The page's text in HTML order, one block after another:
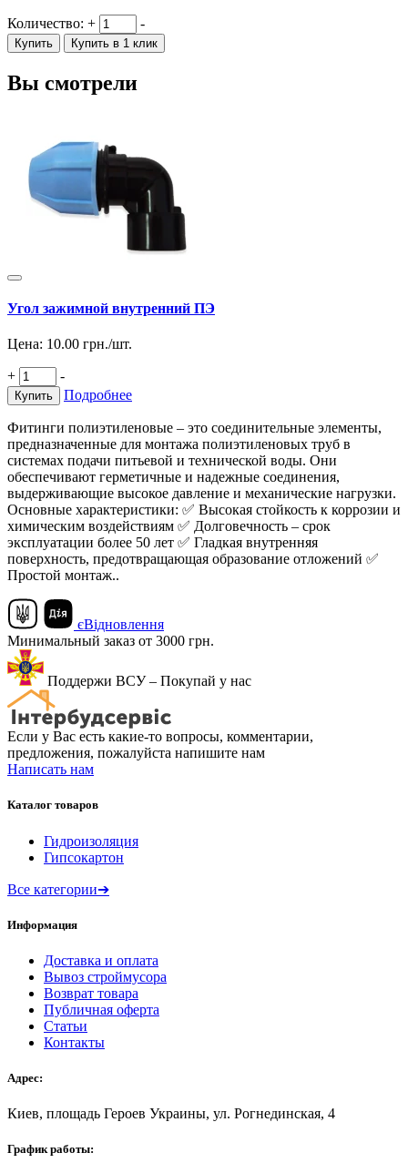
Количество: + -
Купить Купить в 1 клик
Вы смотрели
Угол зажимной внутренний ПЭ
Цена: 10.00 грн./шт.
+ -
Купить Подробнее
Фитинги полиэтиленовые – это соединительные элементы,
предназначенные для монтажа полиэтиленовых труб в
системах подачи питьевой и технической воды. Они
обеспечивают герметичные и надежные соединения,
выдерживающие высокое давление и механические нагрузки.
Основные характеристики: ✅ Высокая стойкость к коррозии и
химическим воздействиям ✅ Долговечность – срок
эксплуатации более 50 лет ✅ Гладкая внутренняя
поверхность, предотвращающая образование отложений ✅
Простой монтаж..
єВідновлення
Минимальный заказ от 3000 грн.
Поддержи ВСУ – Покупай у нас
Если у Вас есть какие-то вопросы, комментарии,
предложения, пожалуйста напишите нам
Написать нам
Каталог товаров
Гидроизоляция
Гипсокартон
Все категории➔
Информация
Доставка и оплата
Вывоз строймусора
Возврат товара
Публичная оферта
Статьи
Контакты
Адрес:
Киев, площадь Героев Украины, ул. Рогнединская, 4
График работы: